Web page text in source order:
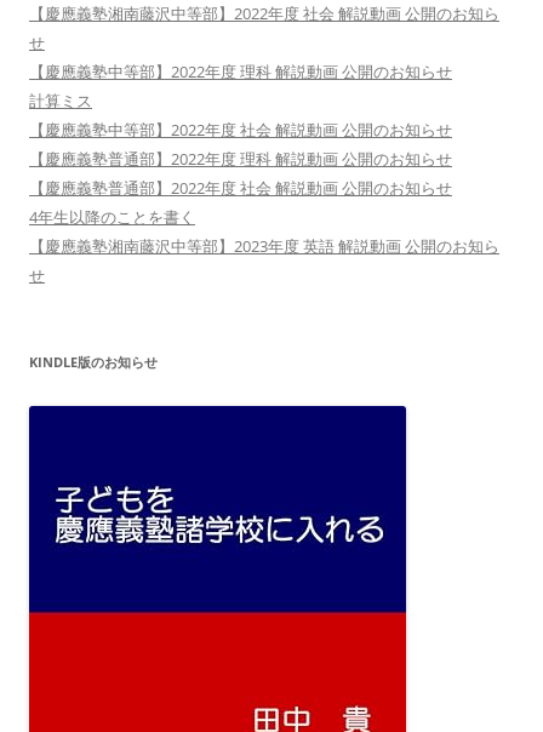
【慶應義塾湘南藤沢中等部】2022年度 社会 解説動画 公開のお知ら
せ
【慶應義塾中等部】2022年度 理科 解説動画 公開のお知らせ
計算ミス
【慶應義塾中等部】2022年度 社会 解説動画 公開のお知らせ
【慶應義塾普通部】2022年度 理科 解説動画 公開のお知らせ
【慶應義塾普通部】2022年度 社会 解説動画 公開のお知らせ
4年生以降のことを書く
【慶應義塾湘南藤沢中等部】2023年度 英語 解説動画 公開のお知ら
せ
KINDLE版のお知らせ